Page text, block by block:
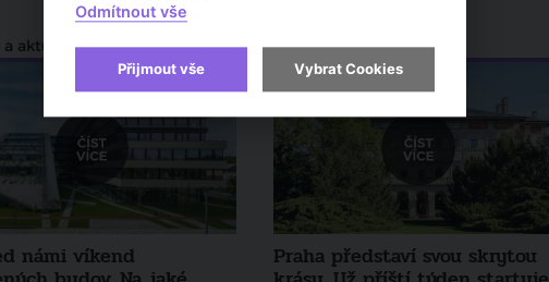
a aktuality
námi víkend
Zprávy a aktuality
Praha představí svou skrytou
Odmítnout vše
Přijmout vše Vybrat Cookies